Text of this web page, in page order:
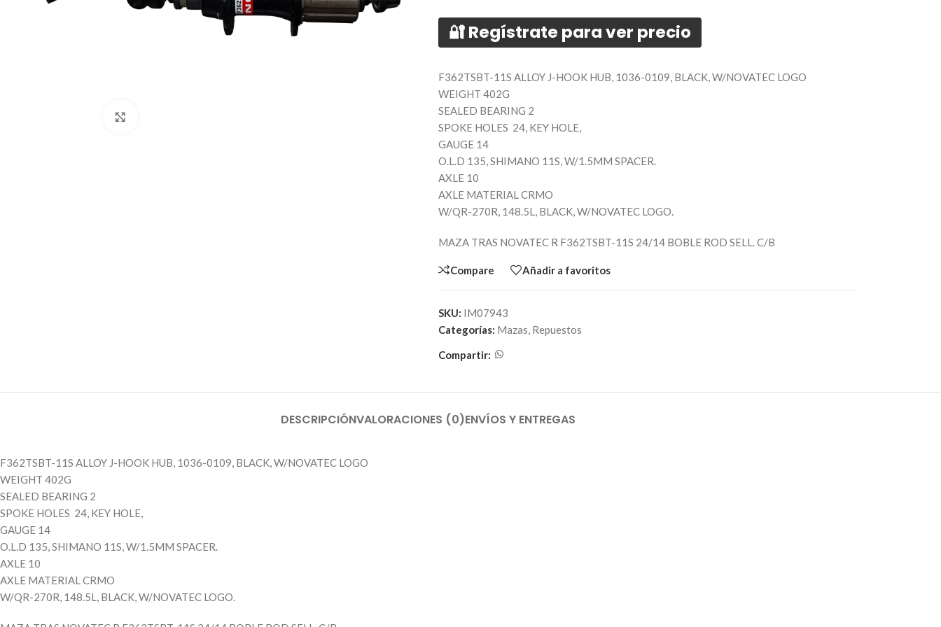
🔐 Regístrate para ver precio
F362TSBT-11S ALLOY J-HOOK HUB, 1036-0109, BLACK, W/NOVATEC LOGO
WEIGHT 402G
SEALED BEARING 2
SPOKE HOLES 24, KEY HOLE,
GAUGE 14
O.L.D 135, SHIMANO 11S, W/1.5MM SPACER.
AXLE 10
AXLE MATERIAL CRMO
W/QR-270R, 148.5L, BLACK, W/NOVATEC LOGO.
MAZA TRAS NOVATEC R F362TSBT-11S 24/14 BOBLE ROD SELL. C/B
Compare Añadir a favoritos
SKU: IM07943
Categorías: Mazas, Repuestos
Compartir:
DESCRIPCIÓNVALORACIONES (0)ENVÍOS Y ENTREGAS
F362TSBT-11S ALLOY J-HOOK HUB, 1036-0109, BLACK, W/NOVATEC LOGO
WEIGHT 402G
SEALED BEARING 2
SPOKE HOLES 24, KEY HOLE,
GAUGE 14
O.L.D 135, SHIMANO 11S, W/1.5MM SPACER.
AXLE 10
AXLE MATERIAL CRMO
W/QR-270R, 148.5L, BLACK, W/NOVATEC LOGO.